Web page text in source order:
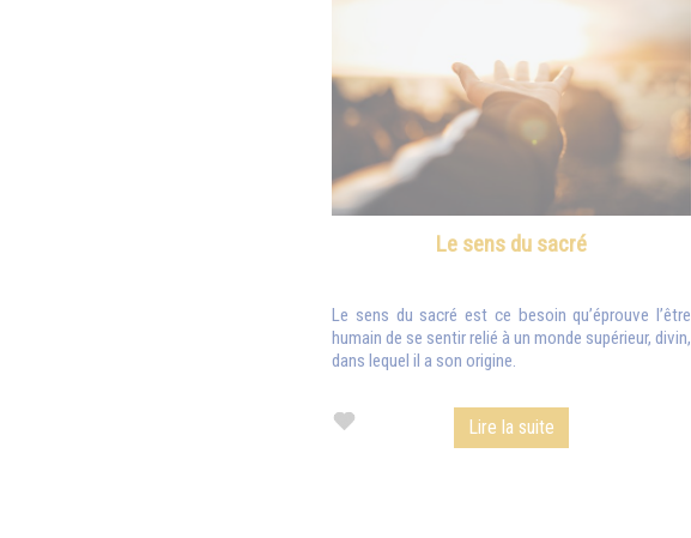
Le sens du sacré
Le sens du sacré est ce besoin qu’éprouve l’être
humain de se sentir relié à un monde supérieur, divin,
dans lequel il a son origine.
Lire la suite